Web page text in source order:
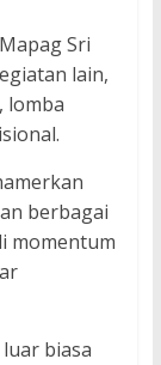
Sri
lain,
lomba
berbagai
momentum
biasa